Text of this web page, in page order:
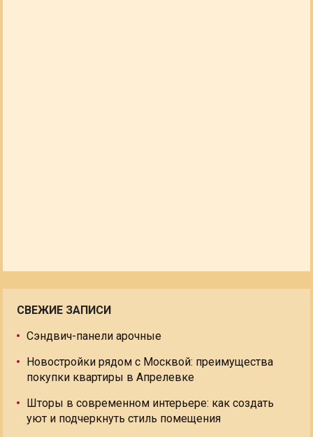
СВЕЖИЕ ЗАПИСИ
Сэндвич-панели арочные
Новостройки рядом с Москвой: преимущества
покупки квартиры в Апрелевке
Шторы в современном интерьере: как создать
уют и подчеркнуть стиль помещения